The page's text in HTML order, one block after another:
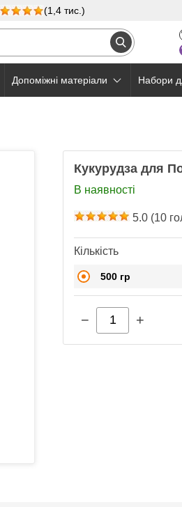
(1,4 тис.)
Допоміжні матеріали Набори
Кукурудза для
В наявності
5.0 (10
Кількість
500 гр
− +